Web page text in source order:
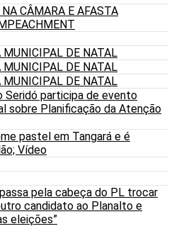
CÂMARA E AFASTA
DE NATAL
DE NATAL
DE NATAL
Seridó participa de evento
sobre Planificação da Atenção
pastel em Tangará e é
Vídeo
pela cabeça do PL trocar
candidato ao Planalto e
eleições”